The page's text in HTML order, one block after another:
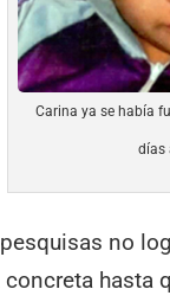
Carina ya se había
días
no
hasta